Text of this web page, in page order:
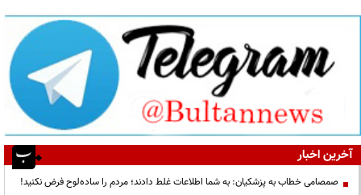
آخرین اخبار
صمصامی خطاب به پزشکیان: به شما اطلاعات غلط دادند؛ مردم را ساده‌لوح فرض نکنید!